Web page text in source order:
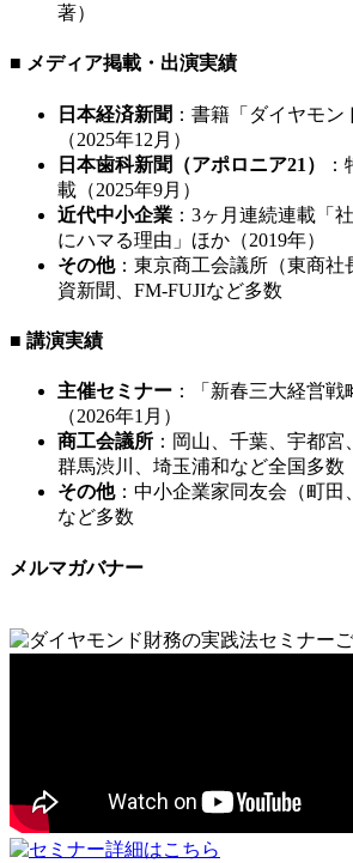
著）
■ メディア掲載・出演実績
日本経済新聞 ：書籍「ダイヤモ
（2025年12月）
日本歯科新聞（アポロニア21）
載（2025年9月）
近代中小企業 ：3ヶ月連続連載「
にハマる理由」ほか（2019年）
その他：東京商工会議所（東商社
資新聞、FM-FUJIなど多数
■ 講演実績
主催セミナー ：「新春三大経営
（2026年1月）
商工会議所 ：岡山、千葉、宇都宮
群馬渋川、埼玉浦和など全国多数
その他：中小企業家同友会（町田
など多数
メルマガバナー